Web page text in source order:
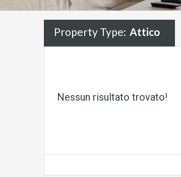
Property Type: Attico
Nessun risultato trovato!